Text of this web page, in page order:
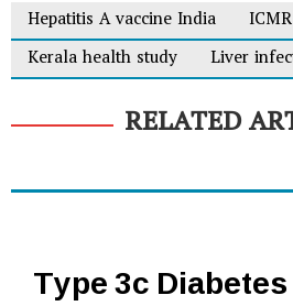
Hepatitis A vaccine India
Kerala health study
Liver
RELATED
Type 3c